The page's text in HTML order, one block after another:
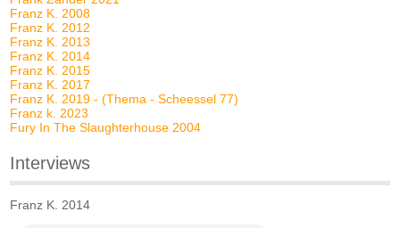
Franz K. 2008
Franz K. 2012
Franz K. 2013
Franz K. 2014
Franz K. 2015
Franz K. 2017
Franz K. 2019 - (Thema - Scheessel 77)
Franz k. 2023
Fury In The Slaughterhouse 2004
Interviews
Franz K. 2014